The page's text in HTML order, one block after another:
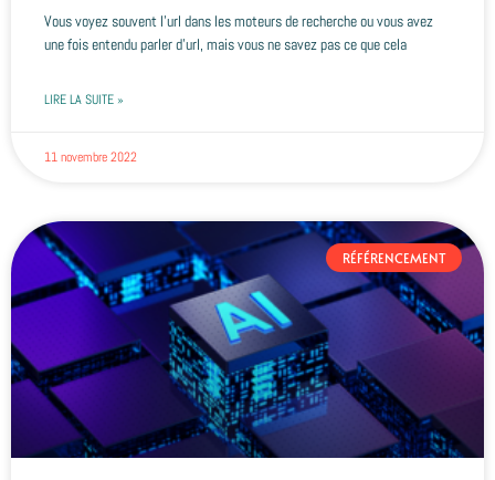
Vous voyez souvent l’url dans les moteurs de recherche ou vous avez
une fois entendu parler d’url, mais vous ne savez pas ce que cela
LIRE LA SUITE »
11 novembre 2022
RÉFÉRENCEMENT